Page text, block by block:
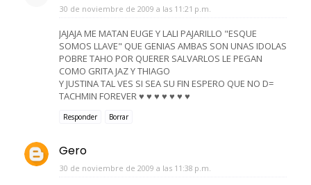
30 de noviembre de 2009 a las 11:21 p.m.
JAJAJA ME MATAN EUGE Y LALI PAJARILLO "ESQUE
SOMOS LLAVE" QUE GENIAS AMBAS SON UNAS IDOLAS
POBRE TAHO POR QUERER SALVARLOS LE PEGAN
COMO GRITA JAZ Y THIAGO
Y JUSTINA TAL VES SI SEA SU FIN ESPERO QUE NO D=
TACHMIN FOREVER ♥ ♥ ♥ ♥ ♥ ♥ ♥
Responder Borrar
Gero
30 de noviembre de 2009 a las 11:38 p.m.